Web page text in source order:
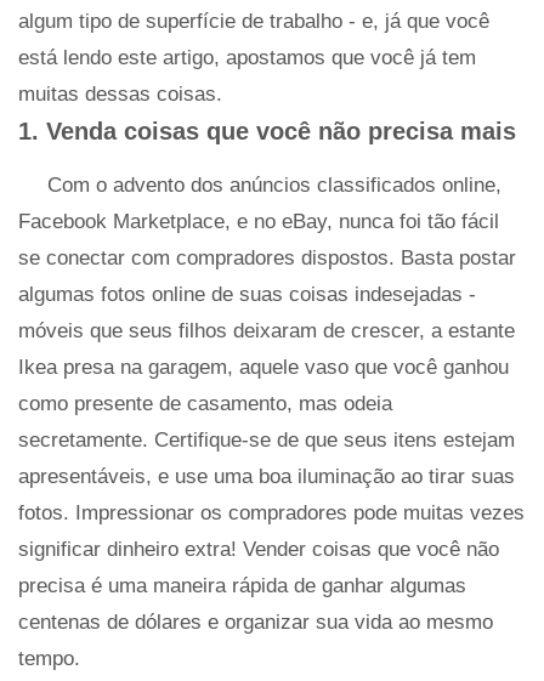
algum tipo de superfície de trabalho - e, já que você
está lendo este artigo, apostamos que você já tem
muitas dessas coisas.
1. Venda coisas que você não precisa mais
Com o advento dos anúncios classificados online,
Facebook Marketplace, e no eBay, nunca foi tão fácil
se conectar com compradores dispostos. Basta postar
algumas fotos online de suas coisas indesejadas -
móveis que seus filhos deixaram de crescer, a estante
Ikea presa na garagem, aquele vaso que você ganhou
como presente de casamento, mas odeia
secretamente. Certifique-se de que seus itens estejam
apresentáveis, e use uma boa iluminação ao tirar suas
fotos. Impressionar os compradores pode muitas vezes
significar dinheiro extra! Vender coisas que você não
precisa é uma maneira rápida de ganhar algumas
centenas de dólares e organizar sua vida ao mesmo
tempo.